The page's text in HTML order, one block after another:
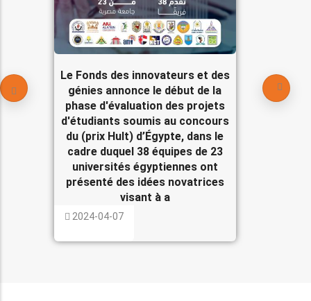
Le Fonds des innovateurs et des
génies annonce le début de la
phase d'évaluation des projets
d'étudiants soumis au concours
du (prix Hult) d’Égypte, dans le
cadre duquel 38 équipes de 23
universités égyptiennes ont
présenté des idées novatrices
visant à a
2024-04-07